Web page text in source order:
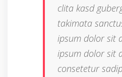
clita kasd
takimata
ipsum dolor sit
ipsum dolor sit
consetetur